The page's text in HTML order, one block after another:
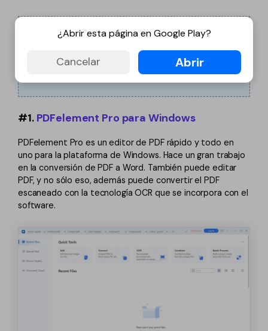
PDFelement Pro para Windows >
Nemo PDF to Word >
SmartSoft Free PDF to Word Converter >
#1. PDFelement Pro para Windows
PDFelement Pro es un editor de PDF rápido y todo en
uno para la plataforma de Windows. Hace un gran trabajo
en la conversión de PDF a Word. También puede editar
PDF, y no sólo eso, además puede convertir el PDF
escaneado con la tecnología OCR que se incorpora con el
software.
¿Abrir esta página en Google Play?
Cancelar Abrir